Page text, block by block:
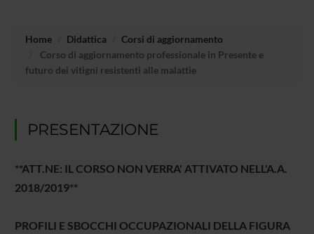
Home Didattica
Corsi di aggiornamento
Corso di aggiornamento professionale in Presente e
futuro dei vitigni resistenti alle malattie
PRESENTAZIONE
**ATT.NE: IL CORSO NON VERRA' ATTIVATO NELL'A.A.
2018/2019**
PROFILI E SBOCCHI OCCUPAZIONALI DELLA FIGURA